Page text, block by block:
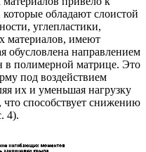
обладают слоистой
углепластики,
материалов, имеют
обусловлена направлением
полимерной матрице. Это
под воздействием
их и уменьшая нагрузку
способствует снижению
4).